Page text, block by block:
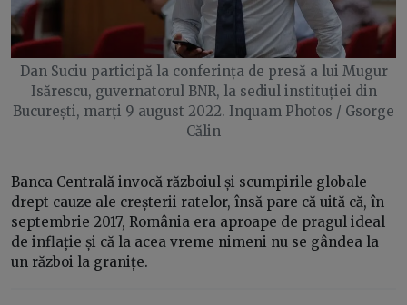
Dan Suciu participă la conferința de presă a lui Mugur
Isărescu, guvernatorul BNR, la sediul instituției din
București, marți 9 august 2022. Inquam Photos / Gsorge
Călin
Banca Centrală invocă războiul și scumpirile globale
drept cauze ale creșterii ratelor, însă pare că uită că, în
septembrie 2017, România era aproape de pragul ideal
de inflație și că la acea vreme nimeni nu se gândea la
un război la granițe.